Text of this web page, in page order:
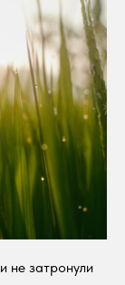
не затронули